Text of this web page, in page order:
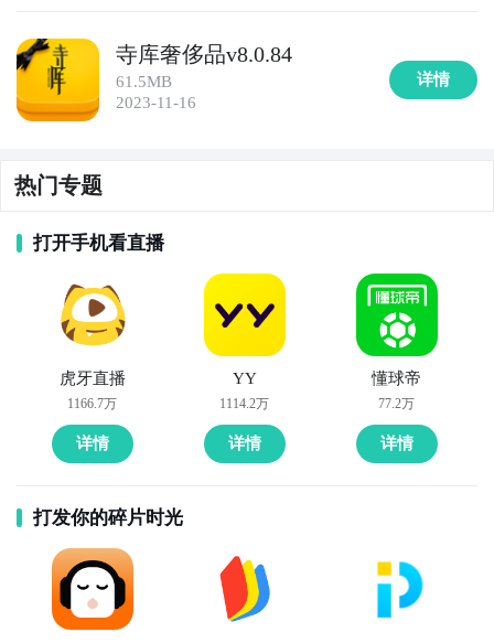
化零售平台，提供各类商品的购物服务。用户可以在苏
宁易购上购买到从家电、数码产品到服装、家居用品的
各类商品，还能享受到苏宁会员的专属优惠和服务。
提供各类商品的在线购物服务。用户可以在亚马逊上购
买到从图书、电子产品到家居用品、奢侈品的丰富商
品，同时享受到全球范围内的购物保障和便捷的配送服
寺库奢侈品v8.0.84
61.5MB
2023-11-16
详情
热门专题
打开手机看直播
虎牙直播
1166.7万
详情
YY
1114.2万
详情
懂球帝
77.2万
详情
打发你的碎片时光